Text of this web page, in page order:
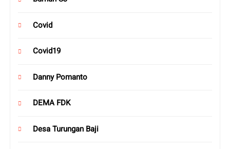
Covid
Covid19
Danny Pomanto
DEMA FDK
Desa Turungan Baji